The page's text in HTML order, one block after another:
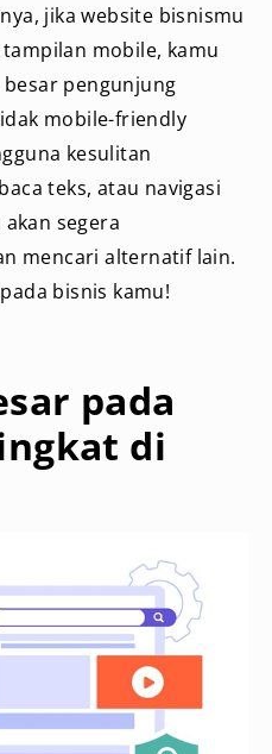
jika website bisnismu
mobile, kamu
pengunjung
mobile-friendly
kesulitan
teks, atau navigasi
segera
mencari alternatif lain.
bisnis kamu!
pada
di